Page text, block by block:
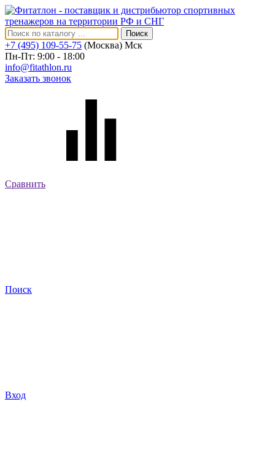
Поиск
+7 (495) 109-55-75 (Москва) Мск
Пн-Пт: 9:00 - 18:00
info@fitathlon.ru
Заказать звонок
Сравнить
Поиск
Вход